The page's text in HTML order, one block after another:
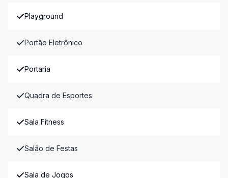
Playground
Portão Eletrônico
Portaria
Quadra de Esportes
Sala Fitness
Salão de Festas
Sala de Jogos